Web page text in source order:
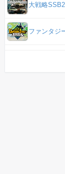
大戦略SSB2
ファンタジ